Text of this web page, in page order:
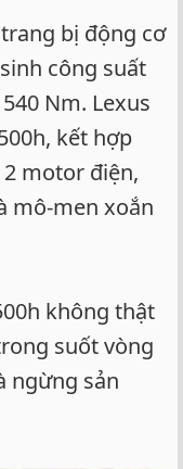
bị động cơ
công suất
Nm. Lexus
kết hợp
2 motor điện,
mô-men xoắn
không thật
suốt vòng
ngừng sản